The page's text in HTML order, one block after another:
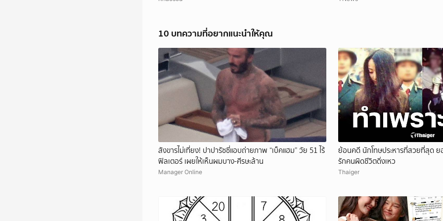
10 บทความที่อยากแนะนำให้คุณ
สังขารไม่เที่ยง! ปาปารัซซี่แอบถ่ายภาพ “เบ็คแฮม” วัย 51 ไร้
ฟิลเตอร์ เผยให้เห็นผมบาง-ศีรษะล้าน
Manager Online
ย้อนคดี นักโทษประหารที่สวยที่สุด
รักคนผิดชีวิตดิ่งเหว
Thaiger